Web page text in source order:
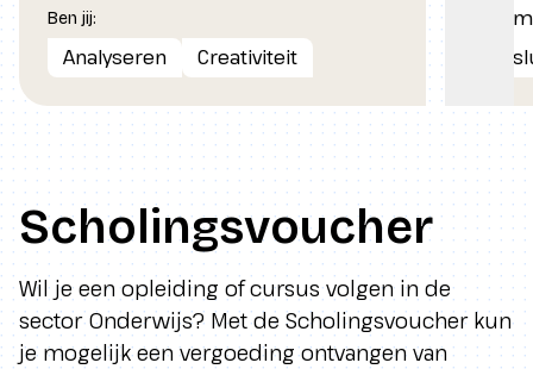
Ben jij:
Analyseren Creativiteit
Scholingsvoucher
Wil je een opleiding of cursus volgen in de
sector Onderwijs? Met de Scholingsvoucher kun
je mogelijk een vergoeding ontvangen van